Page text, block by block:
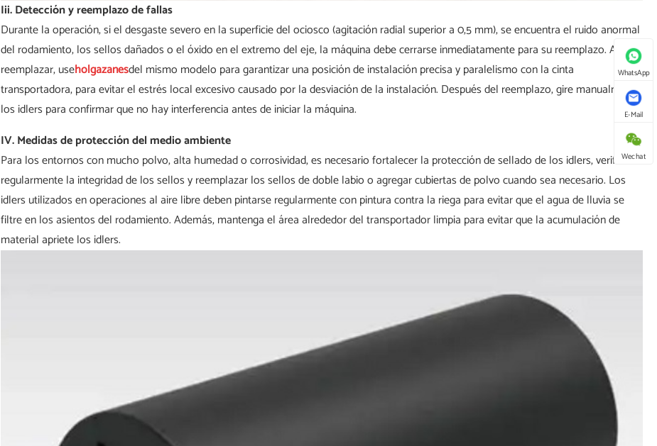
Iii. Detección y reemplazo de fallas
Durante la operación, si el desgaste severo en la superficie del ociosco (agitación radial superior a 0,5 mm), se encuentra el ruido anormal
del rodamiento, los sellos dañados o el óxido en el extremo del eje, la máquina debe cerrarse inmediatamente para su reemplazo. Al
reemplazar, useholgazanesdel mismo modelo para garantizar una posición de instalación precisa y paralelismo con la cinta
transportadora, para evitar el estrés local excesivo causado por la desviación de la instalación. Después del reemplazo, gire manualmente
los idlers para confirmar que no hay interferencia antes de iniciar la máquina.
IV. Medidas de protección del medio ambiente
Para los entornos con mucho polvo, alta humedad o corrosividad, es necesario fortalecer la protección de sellado de los idlers, verificar
regularmente la integridad de los sellos y reemplazar los sellos de doble labio o agregar cubiertas de polvo cuando sea necesario. Los
idlers utilizados en operaciones al aire libre deben pintarse regularmente con pintura contra la riega para evitar que el agua de lluvia se
filtre en los asientos del rodamiento. Además, mantenga el área alrededor del transportador limpia para evitar que la acumulación de
material apriete los idlers.
WhatsApp
E-Mail
Wechat